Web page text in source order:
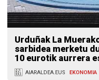
Urduñak La
sarbidea merketu
10 eurotik aurrera
AIARALDEA.EUS EKONOMIA